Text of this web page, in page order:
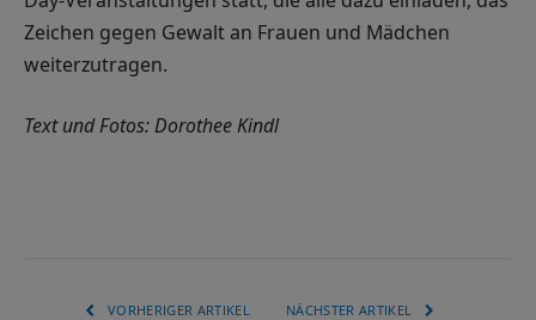
Zeichen gegen Gewalt an Frauen und Mädchen
weiterzutragen.
Text und Fotos: Dorothee Kindl
VORHERIGER ARTIKEL NÄCHSTER ARTIKEL